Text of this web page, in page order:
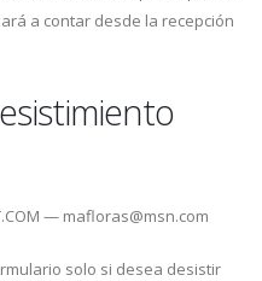
a contar desde la recepción
— mafloras@msn.com
solo si desea desistir